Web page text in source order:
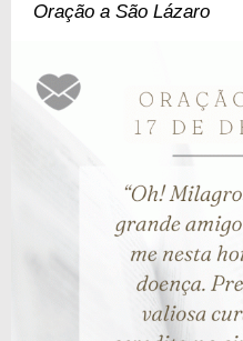
Oração a São Lázaro